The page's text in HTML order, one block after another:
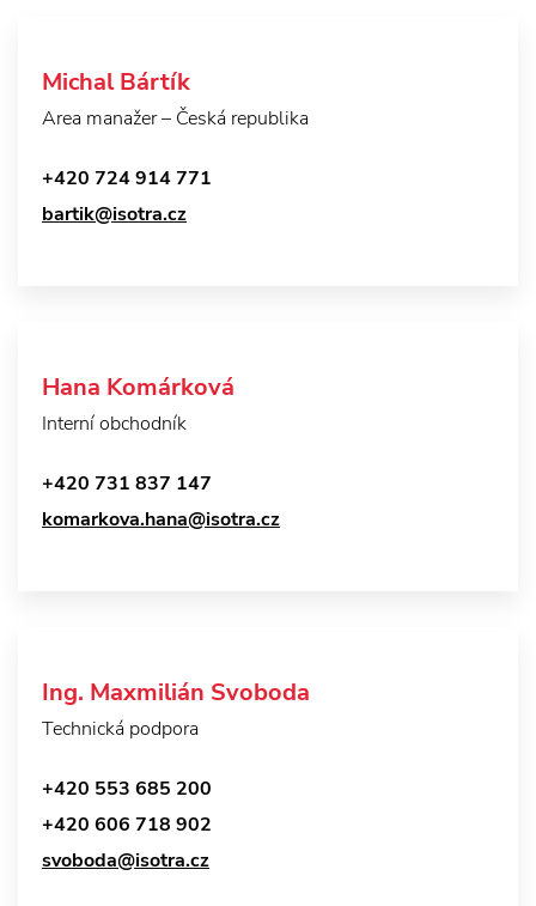
Michal Bártík
Area manažer – Česká republika
+420 724 914 771
bartik@isotra.cz
Hana Komárková
Interní obchodník
+420 731 837 147
komarkova.hana@isotra.cz
Ing. Maxmilián Svoboda
Technická podpora
+420 553 685 200
+420 606 718 902
svoboda@isotra.cz